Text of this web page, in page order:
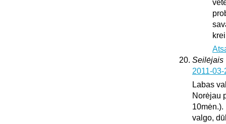
Seilėjais
2011-
Labas
Norėjau
valgo,